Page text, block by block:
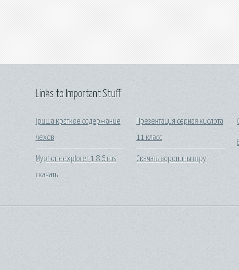
Links to Important Stuff
Гриша краткое содержание
чехов
Myphoneexplorer 1 8 6 rus
скачать
Презентация серная кислота
11 класс
Скачать воронины игру